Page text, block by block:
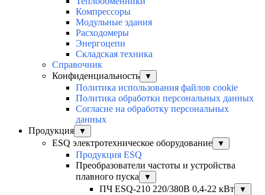
Компрессоры
Модульные здания
Расходомеры
Энергоцепи
Складская техника
Справочник
Конфиденциальность
▼
Политика использования файлов cookie
Политика обработки персональных данных
Согласие на обработку персональных
данных
Продукция
▼
ESQ электротехническое оборудование ▼
Продукция ESQ
Преобразователи частоты и устройства
плавного пуска
▼
ПЧ ESQ-210 220/380В 0,4-22 кВт ▼